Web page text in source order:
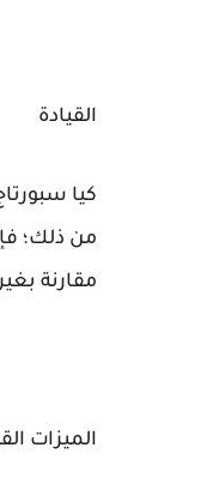
القيادة
من ذلك؛
مقارنة
الميزات